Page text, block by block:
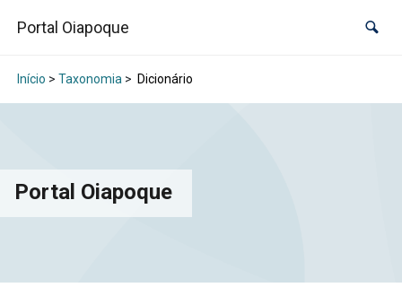
Portal Oiapoque
Início > Taxonomia> Dicionário
Portal Oiapoque